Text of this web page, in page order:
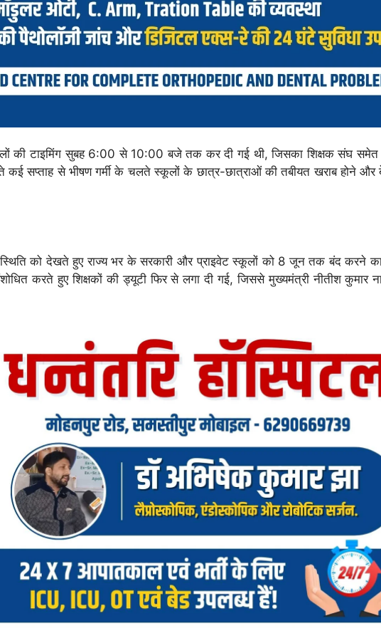
की टाइमिंग सुबह 6:00 से 10:00 बजे तक कर दी गई थी, जिसका शिक्षक संघ समेत
कई सप्ताह से भीषण गर्मी के चलते स्कूलों के छात्र-छात्राओं की तबीयत खराब होने और
को देखते हुए राज्य भर के सरकारी और प्राइवेट स्कूलों को 8 जून तक बंद करने
करते हुए शिक्षकों की ड्यूटी फिर से लगा दी गई, जिससे मुख्यमंत्री नीतीश कुमार